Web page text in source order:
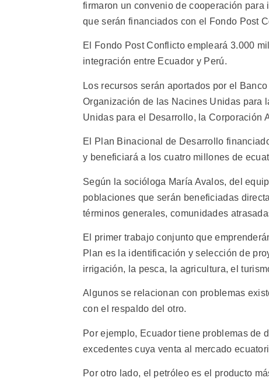
firmaron un convenio de cooperación
que serán financiados con el Fondo Post
El Fondo Post Conflicto empleará 3.000
integración entre Ecuador y Perú.
Los recursos serán aportados por el
Organización de las Nacines Unidas para
Unidas para el Desarrollo, la Corporación
El Plan Binacional de Desarrollo
y beneficiará a los cuatro millones de
Según la socióloga María Avalos, del
poblaciones que serán beneficiadas
términos generales, comunidades
El primer trabajo conjunto que
Plan es la identificación y selección de
irrigación, la pesca, la agricultura, el
Algunos se relacionan con problemas
con el respaldo del otro.
Por ejemplo, Ecuador tiene problemas de
excedentes cuya venta al mercado
Por otro lado, el petróleo es el producto